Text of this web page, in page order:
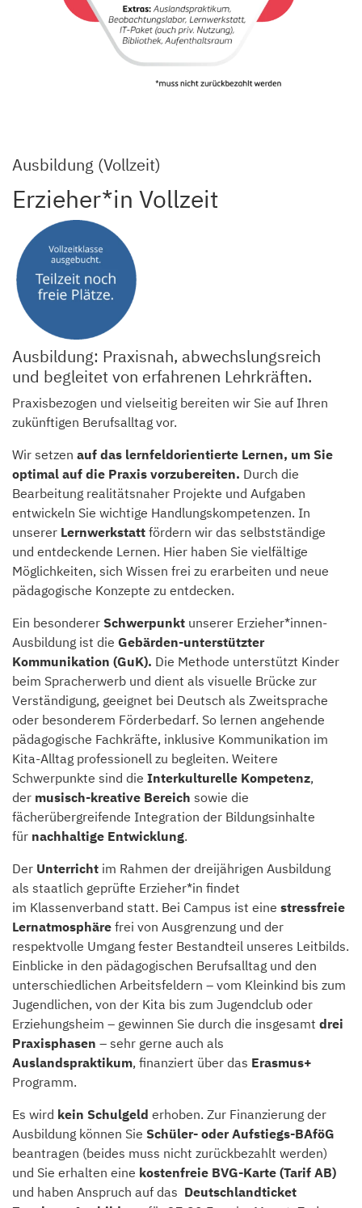
Ausbildung (Vollzeit)
Erzieher*in Vollzeit
Ausbildung: Praxisnah, abwechslungsreich
und begleitet von erfahrenen Lehrkräften.
Praxisbezogen und vielseitig bereiten wir Sie auf Ihren
zukünftigen Berufsalltag vor.
Wir setzen auf das lernfeldorientierte Lernen, um Sie
optimal auf die Praxis vorzubereiten. Durch die
Bearbeitung realitätsnaher Projekte und Aufgaben
entwickeln Sie wichtige Handlungskompetenzen. In
unserer Lernwerkstatt fördern wir das selbstständige
und entdeckende Lernen. Hier haben Sie vielfältige
Möglichkeiten, sich Wissen frei zu erarbeiten und neue
pädagogische Konzepte zu entdecken.
Ein besonderer Schwerpunkt unserer Erzieher*innen-
Ausbildung ist die Gebärden-unterstützter
Kommunikation (GuK). Die Methode unterstützt Kinder
beim Spracherwerb und dient als visuelle Brücke zur
Verständigung, geeignet bei Deutsch als Zweitsprache
oder besonderem Förderbedarf. So lernen angehende
pädagogische Fachkräfte, inklusive Kommunikation im
Kita-Alltag professionell zu begleiten. Weitere
Schwerpunkte sind die Interkulturelle Kompetenz,
der musisch-kreative Bereich sowie die
fächerübergreifende Integration der Bildungsinhalte
für nachhaltige Entwicklung.
Der Unterricht im Rahmen der dreijährigen Ausbildung
als staatlich geprüfte Erzieher*in findet
im Klassenverband statt. Bei Campus ist eine stressfreie
Lernatmosphäre frei von Ausgrenzung und der
respektvolle Umgang fester Bestandteil unseres Leitbilds.
Einblicke in den pädagogischen Berufsalltag und den
unterschiedlichen Arbeitsfeldern – vom Kleinkind bis zum
Jugendlichen, von der Kita bis zum Jugendclub oder
Erziehungsheim – gewinnen Sie durch die insgesamt drei
Praxisphasen – sehr gerne auch als
Auslandspraktikum, finanziert über das Erasmus+
Programm.
Es wird kein Schulgeld erhoben. Zur Finanzierung der
Ausbildung können Sie Schüler- oder Aufstiegs-BAföG
beantragen (beides muss nicht zurückbezahlt werden)
und Sie erhalten eine kostenfreie BVG-Karte (Tarif AB)
und haben Anspruch auf das Deutschlandticket